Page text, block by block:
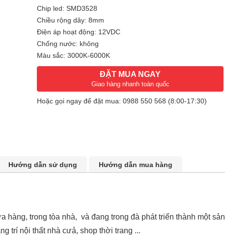
Chip led: SMD3528
Chiều rộng dây: 8mm
Điện áp hoạt động: 12VDC
Chống nước: không
Màu sắc: 3000K-6000K
ĐẶT MUA NGAY
Giao hàng nhanh toàn quốc
Hoặc gọi ngay để đặt mua: 0988 550 568 (8:00-17:30)
Hướng dẫn sử dụng Hướng dẫn mua hàng
hàng, trong tòa nhà, và đang trong đà phát triển thành một sản
trí nội thất nhà cưả, shop thời trang ...